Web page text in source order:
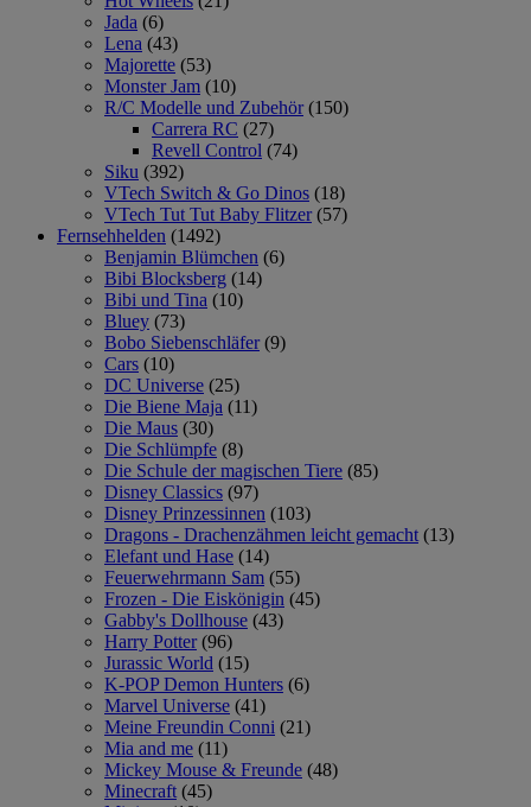
Jada (6)
Lena (43)
Majorette (53)
Monster Jam (10)
R/C Modelle und Zubehör (150)
Carrera RC (27)
Revell Control (74)
Siku (392)
VTech Switch & Go Dinos (18)
VTech Tut Tut Baby Flitzer (57)
Fernsehhelden (1492)
Benjamin Blümchen (6)
Bibi Blocksberg (14)
Bibi und Tina (10)
Bluey (73)
Bobo Siebenschläfer (9)
Cars (10)
DC Universe (25)
Die Biene Maja (11)
Die Maus (30)
Die Schlümpfe (8)
Die Schule der magischen Tiere (85)
Disney Classics (97)
Disney Prinzessinnen (103)
Dragons - Drachenzähmen leicht gemacht (13)
Elefant und Hase (14)
Feuerwehrmann Sam (55)
Frozen - Die Eiskönigin (45)
Gabby's Dollhouse (43)
Harry Potter (96)
Jurassic World (15)
K-POP Demon Hunters (6)
Marvel Universe (41)
Meine Freundin Conni (21)
Mia and me (11)
Mickey Mouse & Freunde (48)
Minecraft (45)